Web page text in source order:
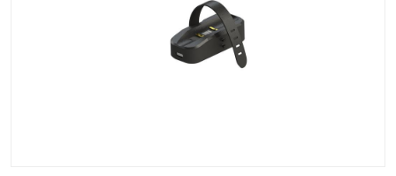
人机交互实验室
车俩与驾驶模拟